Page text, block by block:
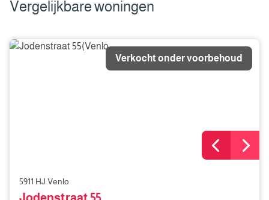
Vergelijkbare woningen
Verkocht onder voorbehoud
5911 HJ Venlo